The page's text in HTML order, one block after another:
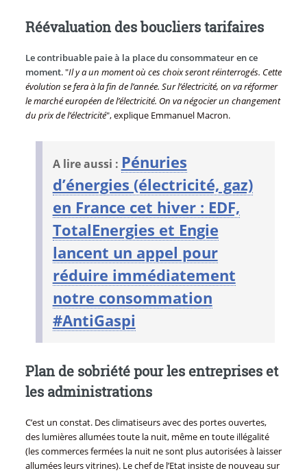
Réévaluation des boucliers tarifaires
Le contribuable paie à la place du consommateur en ce
moment. "Il y a un moment où ces choix seront réinterrogés. Cette
évolution se fera à la fin de l’année. Sur l’électricité, on va réformer
le marché européen de l’électricité. On va négocier un changement
du prix de l’électricité", explique Emmanuel Macron.
A lire aussi : Pénuries
d’énergies (électricité, gaz)
en France cet hiver : EDF,
TotalEnergies et Engie
lancent un appel pour
réduire immédiatement
notre consommation
#AntiGaspi
Plan de sobriété pour les entreprises et
les administrations
C’est un constat. Des climatiseurs avec des portes ouvertes,
des lumières allumées toute la nuit, même en toute illégalité
(les commerces fermées la nuit ne sont plus autorisées à laisser
allumées leurs vitrines). Le chef de l’Etat insiste de nouveau sur